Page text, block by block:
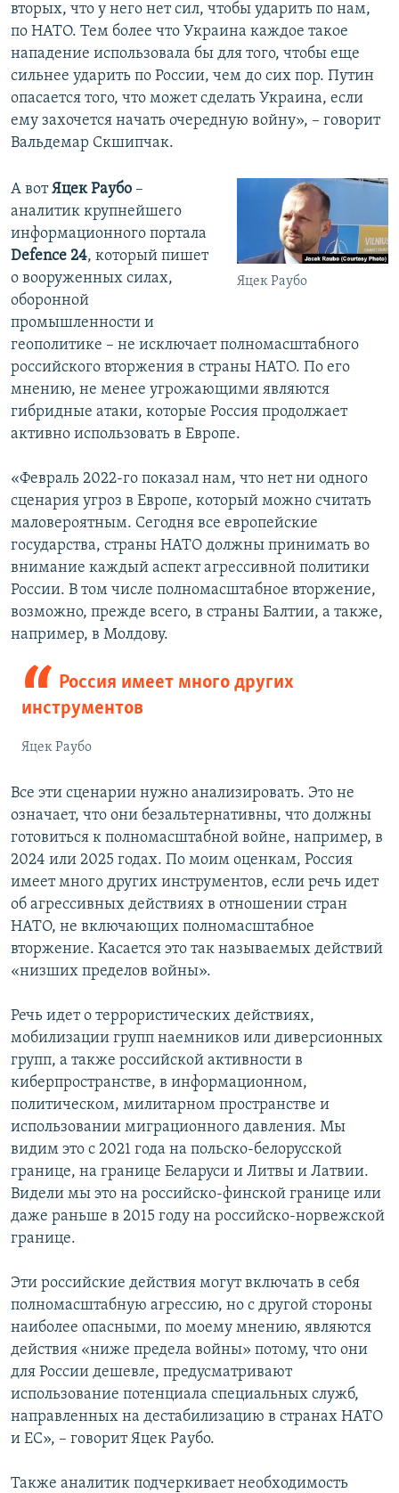
вторых, что у него нет сил, чтобы ударить по нам,
по НАТО. Тем более что Украина каждое такое
нападение использовала бы для того, чтобы еще
сильнее ударить по России, чем до сих пор. Путин
опасается того, что может сделать Украина, если
ему захочется начать очередную войну», – говорит
Вальдемар Скшипчак.
Яцек Раубо
А вотЯцек Раубо –
аналитик крупнейшего
информационного портала
Defence 24, который пишет
о вооруженных силах,
оборонной
промышленности и
геополитике – не исключает полномасштабного
российского вторжения в страны НАТО. По его
мнению, не менее угрожающими являются
гибридные атаки, которые Россия продолжает
активно использовать в Европе.
«Февраль 2022-го показал нам, что нет ни одного
сценария угроз в Европе, который можно считать
маловероятным. Сегодня все европейские
государства, страны НАТО должны принимать во
внимание каждый аспект агрессивной политики
России. В том числе полномасштабное вторжение,
возможно, прежде всего, в страны Балтии, а также,
например, в Молдову.
Россия имеет много других
инструментов
Яцек Раубо
Все эти сценарии нужно анализировать. Это не
означает, что они безальтернативны, что должны
готовиться к полномасштабной войне, например, в
2024 или 2025 годах. По моим оценкам, Россия
имеет много других инструментов, если речь идет
об агрессивных действиях в отношении стран
НАТО, не включающих полномасштабное
вторжение. Касается это так называемых действий
«низших пределов войны».
Речь идет о террористических действиях,
мобилизации групп наемников или диверсионных
групп, а также российской активности в
киберпространстве, в информационном,
политическом, милитарном пространстве и
использовании миграционного давления. Мы
видим это с 2021 года на польско-белорусской
границе, на границе Беларуси и Литвы и Латвии.
Видели мы это на российско-финской границе или
даже раньше в 2015 году на российско-норвежской
границе.
Эти российские действия могут включать в себя
полномасштабную агрессию, но с другой стороны
наиболее опасными, по моему мнению, являются
действия «ниже предела войны» потому, что они
для России дешевле, предусматривают
использование потенциала специальных служб,
направленных на дестабилизацию в странах НАТО
и ЕС», – говорит Яцек Раубо.
Также аналитик подчеркивает необходимость